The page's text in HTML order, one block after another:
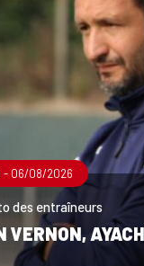
- 06/08/2026
des entraîneurs
VERNON,